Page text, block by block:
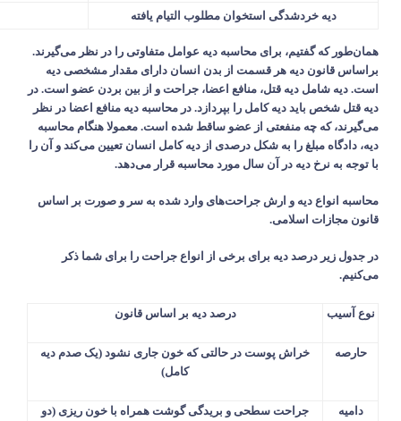
دیه خردشدگی استخوان مطلوب التیام یافته
همان‌طور که گفتیم، برای محاسبه دیه عوامل متفاوتی را در نظر می‌گیرند.
براساس قانون دیه هر قسمت از بدن انسان دارای مقدار مشخصی دیه
است. دیه شامل دیه قتل، منافع اعضا، جراحت و از بین بردن عضو است. در
دیه قتل شخص باید دیه کامل را بپردازد. در محاسبه دیه منافع اعضا در نظر
می‌گیرند، که چه منفعتی از عضو ساقط شده است. معمولا هنگام محاسبه
دیه، دادگاه مبلغ را به شکل درصدی از دیه کامل انسان تعیین می‌کند و آن را
با توجه به نرخ دیه در آن سال مورد محاسبه قرار می‌دهد.
محاسبه انواع دیه و ارش جراحت‌های وارد شده به سر و صورت بر اساس
قانون مجازات اسلامی.
در جدول زیر درصد دیه برای برخی از انواع جراحت را برای شما ذکر
می‌کنیم.
نوع آسیب درصد دیه بر اساس قانون
حارصه
خراش پوست در حالتی که خون جاری نشود (یک صدم دیه
کامل)
دامیه
جراحت سطحی و بریدگی گوشت همراه با خون ریزی (دو